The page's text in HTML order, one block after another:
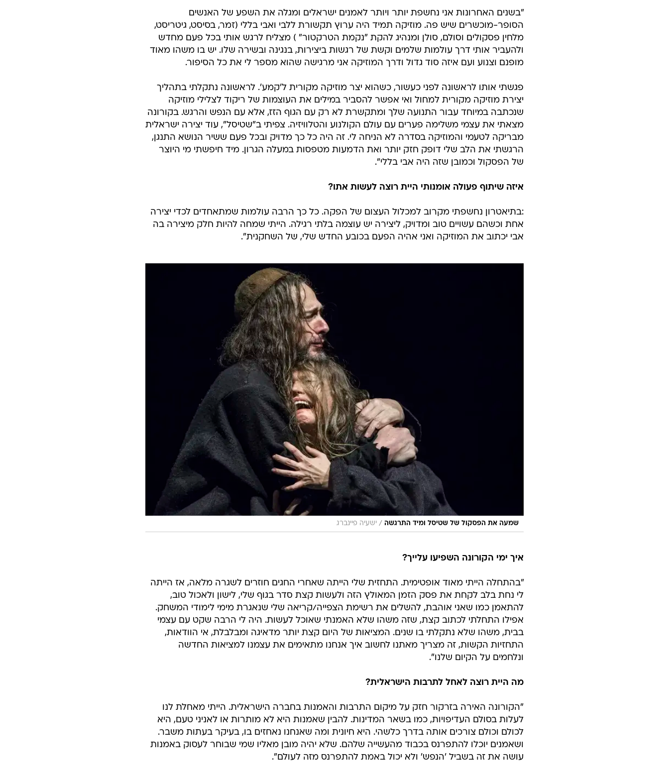
"בשנים האחרונות אני נחשפת יותר ויותר לאמנים ישראלים ומגלה את השפע של האנשים
הסופר-מוכשרים שיש פה. מוזיקה תמיד היה ערוץ תקשורת ללבי ואבי בללי (זמר, בסיסט, גיטריסט,
מלחין פסקולים וסולם, סולן ומנהיג להקת "נקמת הטרקטור" ) מצליח לרגש אותי בכל פעם מחדש
ולהעביר אותי דרך עולמות שלמים וקשת של רגשות ביצירות, בנגינה ובשירה שלו. יש בו משהו מאוד
מופנם וצנוע ועם איזה סוד גדול ודרך המוזיקה אני מרגישה שהוא מספר לי את כל הסיפור.
פגשתי אותו לראשונה לפני כעשור, כשהוא יצר מוזיקה מקורית ל'קמע'. לראשונה נתקלתי בתהליך
יצירת מוזיקה מקורית למחול ואי אפשר להסביר במילים את העוצמות של ריקוד לצלילי מוזיקה
שנכתבה במיוחד עבור התנועה שלך ומתקשרת לא רק עם הגוף הזז, אלא עם הנפש והרגש. בקורונה
מצאתי את עצמי משלימה פערים עם עולם הקולנוע והטלוויזיה. צפיתי ב"שטיסל", עוד יצירה ישראלית
מבריקה לטעמי והמוזיקה בסדרה לא הניחה לי. זה היה כל כך מדויק ובכל פעם ששיר הנושא התנגן,
הרגשתי את הלב שלי דופק חזק יותר ואת הדמעות מטפסות במעלה הגרון. מיד חיפשתי מי היוצר
של הפסקול וכמובן שזה היה אבי בללי".
איזה שיתוף פעולה אומנותי היית רוצה לעשות אתו?
:בתיאטרון נחשפתי מקרוב למכלול העצום של הפקה. כל כך הרבה עולמות שמתאחדים לכדי יצירה
אחת וכשהם עשויים טוב ומדויק, ליצירה יש עוצמה בלתי רגילה. הייתי שמחה להיות חלק מיצירה בה
אבי יכתוב את המוזיקה ואני אהיה הפעם בכובע החדש שלי, של השחקנית".
שמעה את הפסקול של שטיסל ומיד התרגשה / ישעיה פיינברג
איך ימי הקורונה השפיעו עלייך?
"בהתחלה הייתי מאוד אופטימית. התחזית שלי הייתה שאחרי החגים חוזרים לשגרה מלאה, אז הייתה
לי נחת בלב לקחת את פסק הזמן המאולץ הזה ולעשות קצת סדר בגוף שלי, לישון ולאכול טוב,
להתאמן כמו שאני אוהבת, להשלים את רשימת הצפייה/קריאה שלי שנאגרת מימי לימודי המשחק.
אפילו התחלתי לכתוב קצת, שזה משהו שלא האמנתי שאוכל לעשות. היה לי הרבה שקט עם עצמי
בבית, משהו שלא נתקלתי בו שנים. המציאות של היום קצת יותר מדאיגה ומבלבלת, אי הוודאות,
התחזיות הקשות, זה מצריך מאתנו לחשוב איך אנחנו מתאימים את עצמנו למציאות החדשה
ונלחמים על הקיום שלנו".
מה היית רוצה לאחל לתרבות הישראלית?
"הקורונה האירה בזרקור חזק על מיקום התרבות והאמנות בחברה הישראלית. הייתי מאחלת לנו
לעלות בסולם העדיפויות, כמו בשאר המדינות. להבין שאמנות היא לא מותרות או לאניני טעם, היא
לכולם וכולם צורכים אותה בדרך כלשהי. היא חיונית ומה שאנחנו נאחזים בו, בעיקר בעתות משבר.
ושאמנים יוכלו להתפרנס בכבוד מהעשייה שלהם. שלא יהיה מובן מאליו שמי שבוחר לעסוק באמנות
עושה את זה בשביל 'הנפש' ולא יכול באמת להתפרנס מזה לעולם".